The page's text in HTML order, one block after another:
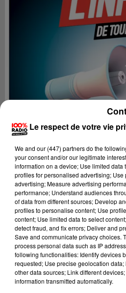
Lecture (2 min 24 sec)
100%
100% Radio les infos du
Le respect de votre vie
We and our (447) partnersdo the
your consent and/or our legitimate
information on a device; Use limited data
profiles for personalised advertising;
advertising; Measure advertising
performance; Understand audiences
of data from different sources; Develop
profiles to personalise content; Use
content; Use limited data to select
detect fraud, and fix errors; Deliver and
Save and communicate privacy choices.
process personal data such as IP
following functionalities: Identify devices
requested; Use precise geolocation
other data sources; Link different
information transmitted automatically.